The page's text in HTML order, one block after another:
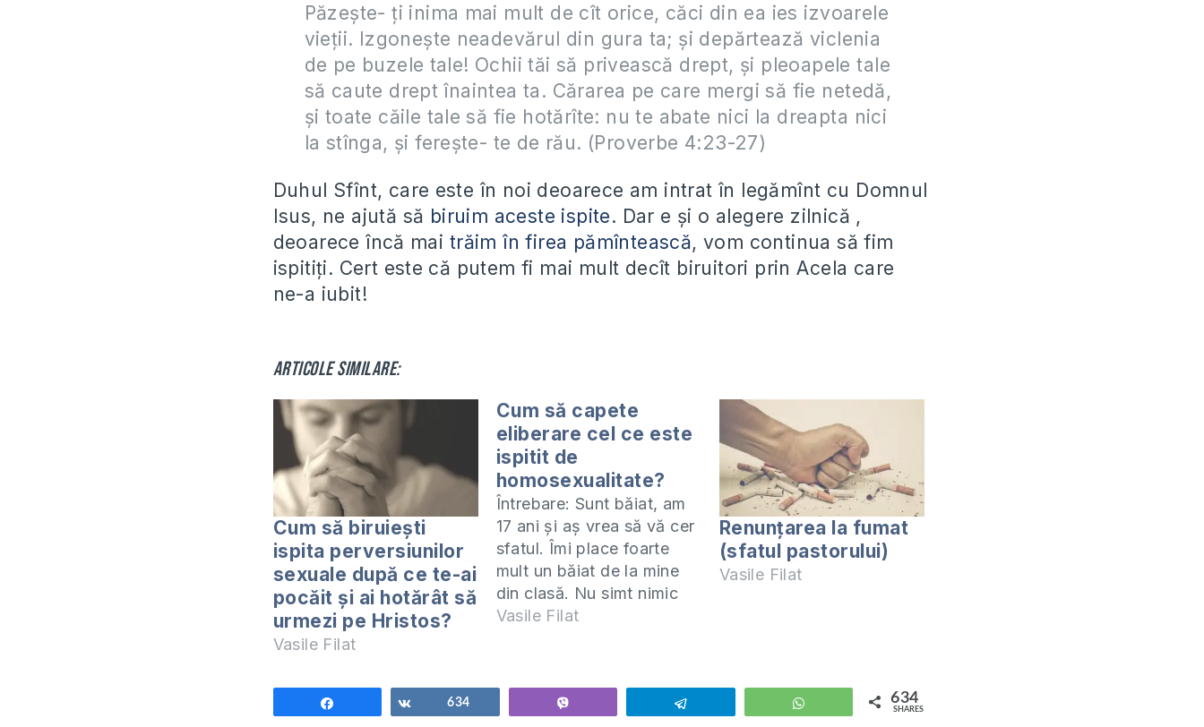
Păzeşte- ţi inima mai mult de cît orice, căci din ea ies izvoarele
vieţii. Izgoneşte neadevărul din gura ta; şi depărtează viclenia
de pe buzele tale! Ochii tăi să privească drept, şi pleoapele tale
să caute drept înaintea ta. Cărarea pe care mergi să fie netedă,
şi toate căile tale să fie hotărîte: nu te abate nici la dreapta nici
la stînga, şi fereşte- te de rău. (Proverbe 4:23-27)
Duhul Sfînt, care este în noi deoarece am intrat în legămînt cu Domnul
Isus, ne ajută să biruim aceste ispite. Dar e și o alegere zilnică ,
deoarece încă mai trăim în firea pămîntească, vom continua să fim
ispitiți. Cert este că putem fi mai mult decît biruitori prin Acela care
ne-a iubit!
Articole similare:
Cum să biruiești
ispita perversiunilor
sexuale după ce te-ai
pocăit și ai hotărât să
urmezi pe Hristos?
Vasile Filat
Cum să capete
eliberare cel ce este
ispitit de
homosexualitate?
Întrebare: Sunt băiat, am
17 ani și aș vrea să vă cer
sfatul. Îmi place foarte
mult un băiat de la mine
din clasă. Nu simt nimic
pentru fete, adică le pot
fiu cu o fată, însa nu…
Vasile Filat
Renunțarea la fumat
(sfatul pastorului)
Vasile Filat
Share634 WhatsApp 634
SHARES